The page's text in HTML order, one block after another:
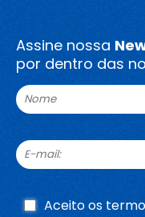
Assine nossa
por dentro das
Aceito os